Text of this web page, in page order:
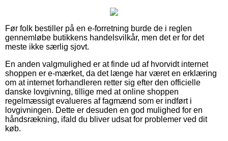
Før folk bestiller på en e-forretning burde de i reglen
gennemløbe butikkens handelsvilkår, men det er for det
meste ikke særlig sjovt.
En anden valgmulighed er at finde ud af hvorvidt internet
shoppen er e-mærket, da det længe har været en erklæring
om at internet forhandleren retter sig efter den officielle
danske lovgivning, tillige med at online shoppen
regelmæssigt evalueres af fagmænd som er indført i
lovgivningen. Dette er desuden en god mulighed for en
håndsrækning, ifald du bliver udsat for problemer ved dit
køb.